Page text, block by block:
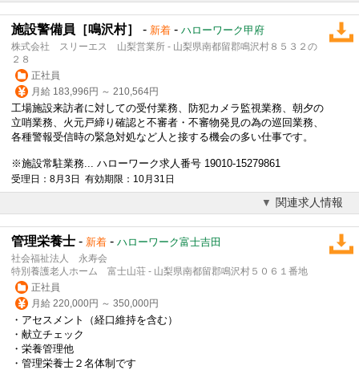
施設警備員［鳴沢村］ - 新着 - ハローワーク甲府
株式会社 スリーエス 山梨営業所 - 山梨県南都留郡鳴沢村８５３２の
２８
正社員
月給 183,996円 ～ 210,564円
工場施設来訪者に対しての受付業務、防犯カメラ監視業務、朝夕の
立哨業務、火元戸締り確認と不審者・不審物発見の為の巡回業務、
各種警報受信時の緊急対処など人と接する機会の多い仕事です。
※施設常駐業務... ハローワーク求人番号 19010-15279861
受理日：8月3日 有効期限：10月31日
関連求人情報
管理栄養士 - 新着 - ハローワーク富士吉田
社会福祉法人 永寿会
特別養護老人ホーム 富士山荘 - 山梨県南都留郡鳴沢村５０６１番地
正社員
月給 220,000円 ～ 350,000円
・アセスメント（経口維持を含む）
・献立チェック
・栄養管理他
・管理栄養士２名体制です